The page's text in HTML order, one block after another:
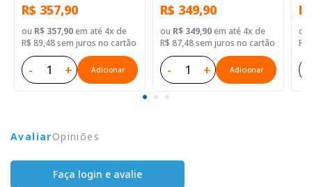
Gigante, Capa Couro
Sintético Azul
R$ 357,90
ou R$ 357,90em até 4x de
R$ 89,48 sem juros no cartão
- + Adicionar
Grande, Capa Couro
Sintético Preta
R$ 349,90
ou R$ 349,90em até 4x de
R$ 87,48 sem juros no cartão
- + Adicionar
ou
R$
AvaliarOpiniões
Faça login e avalie